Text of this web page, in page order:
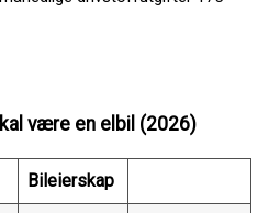
være en elbil (2026)
Bileierskap